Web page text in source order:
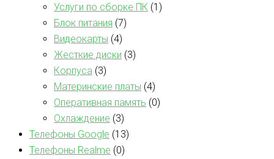
Услуги по сборке ПК (1)
Блок питания (7)
Видеокарты (4)
Жесткие диски (3)
Корпуса (3)
Материнские платы (4)
Оперативная память (0)
Охлаждение (3)
Телефоны Google (13)
Телефоны Realme (0)